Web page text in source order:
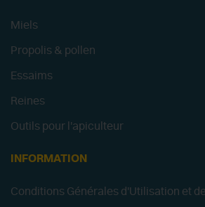
Miels
Propolis & pollen
Essaims
Reines
Outils pour l'apiculteur
INFORMATION
Conditions Générales d'Utilisation et